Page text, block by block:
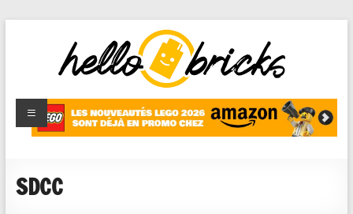
HelloBricks
Blog LEGO,
nouveaut�s
reviews
SDCC